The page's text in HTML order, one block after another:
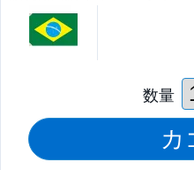
数量